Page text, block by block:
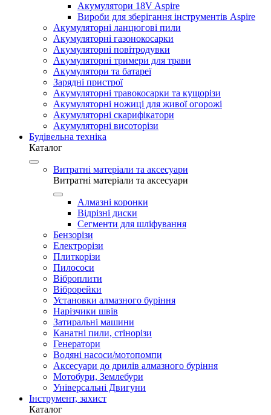
Акумулятори 18V Aspire
Вироби для зберігання інструментів Aspire
Акумуляторні ланцюгові пили
Акумуляторні газонокосарки
Акумуляторні повітродувки
Акумуляторні тримери для трави
Акумулятори та батареї
Зарядні пристрої
Акумуляторні травокосарки та кущорізи
Акумуляторні ножиці для живої огорожі
Акумуляторні скарифікатори
Акумуляторні висоторізи
Будівельна техніка
Каталог
Витратні матеріали та аксесуари
Витратні матеріали та аксесуари
Алмазні коронки
Відрізні диски
Сегменти для шліфування
Бензорізи
Електрорізи
Плиткорізи
Пилососи
Віброплити
Віброрейки
Установки алмазного буріння
Нарізчики швів
Затиральні машини
Канатні пили, стінорізи
Генератори
Водяні насоси/мотопомпи
Аксесуари до дрилів алмазного буріння
Мотобури, Землебури
Універсальні Двигуни
Інструмент, захист
Каталог